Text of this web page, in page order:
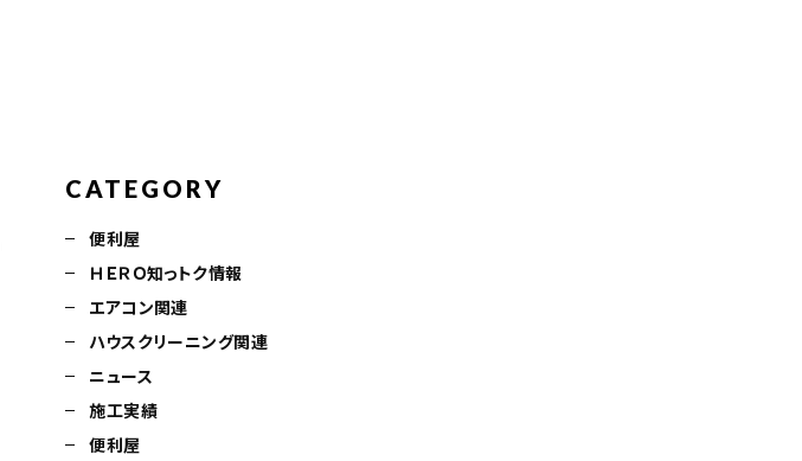
CATEGORY
便利屋
ＨＥＲＯ知っトク情報
エアコン関連
ハウスクリーニング関連
ニュース
施工実績
便利屋